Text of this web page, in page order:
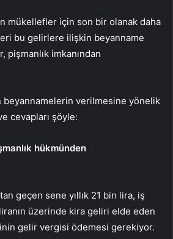
mükellefler için son bir olanak daha
bu gelirlere ilişkin beyanname
imkanından
verilmesine yönelik
cevapları şöyle:
hükmünden
geçen sene yıllık 21 bin lira, iş
üzerinde kira geliri elde eden
gelir vergisi ödemesi gerekiyor.